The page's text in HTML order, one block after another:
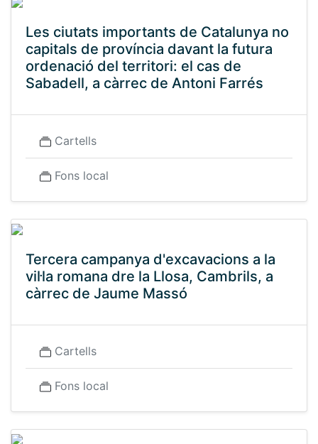
Les ciutats importants de Catalunya no
capitals de província davant la futura
ordenació del territori: el cas de
Sabadell, a càrrec de Antoni Farrés
Cartells
Fons local
Tercera campanya d'excavacions a la
vil·la romana dre la Llosa, Cambrils, a
càrrec de Jaume Massó
Cartells
Fons local